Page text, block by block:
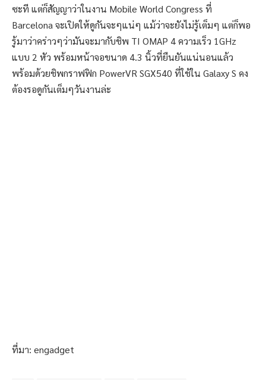
ซะที แต่ก็สัญญาว่าในงาน Mobile World Congress ที่
Barcelona จะเปิดให้ดูกันจะๆแน่ๆ แม้ว่าจะยังไม่รู้เต็มๆ แต่ก็พอ
รู้มาว่าคร่าวๆว่ามันจะมากับชิพ TI OMAP 4 ความเร็ว 1GHz
แบบ 2 หัว พร้อมหน้าจอขนาด 4.3 นิ้วที่ยืนยันแน่นอนแล้ว
พร้อมด้วยชิพกราฟฟิก PowerVR SGX540 ที่ใช้ใน Galaxy S คง
ต้องรอดูกันเต็มๆวันงานล่ะ
ที่มา: engadget